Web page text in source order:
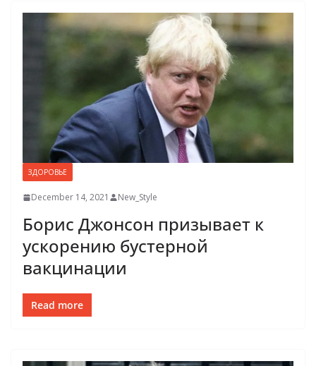
ЗДОРОВЬЕ
December 14, 2021 New_Style
Борис Джонсон призывает к
ускорению бустерной
вакцинации
Read more